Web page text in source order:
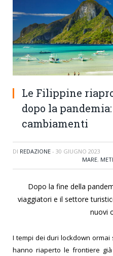
Le Filippine
dopo la
cambiamenti
DI REDAZIONE - 30 GIUGNO 2023
MARE,
Dopo la fine della
viaggiatori e il settore
nuovi
I tempi dei duri lockdown ormai
hanno riaperto le frontiere già